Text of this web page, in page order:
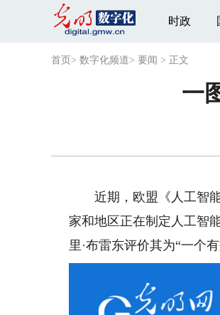
时政
首页 > 数字化频道> 要闻 > 正文
一
近期，欧盟《人工智能
家和地区正在制定人工智
里·布雷东评价其为“一个